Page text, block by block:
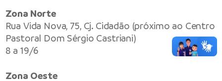
Zona Norte
Rua Vida Nova, 75, Cj. Cidadão (próximo ao Centro
Pastoral Dom Sérgio Castriani)
8 a 19/6
Zona Oeste